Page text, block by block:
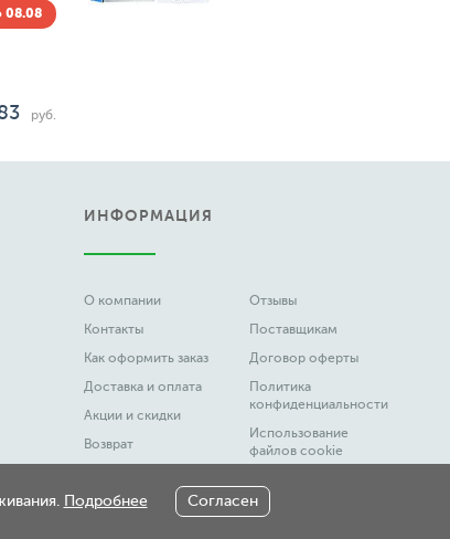
08.08
руб.
ИНФОРМАЦИЯ
О компании
Контакты
Как оформить заказ
Доставка и оплата
Акции и скидки
Возврат
Новости
Отзывы
Поставщикам
Договор оферты
Политика
конфиденциальности
Использование
файлов cookie
Подробнее Согласен